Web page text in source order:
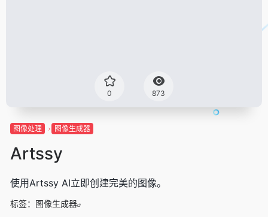
0 873
图像处理 图像生成器
Artssy
使用Artssy AI立即创建完美的图像。
标签： 图像生成器